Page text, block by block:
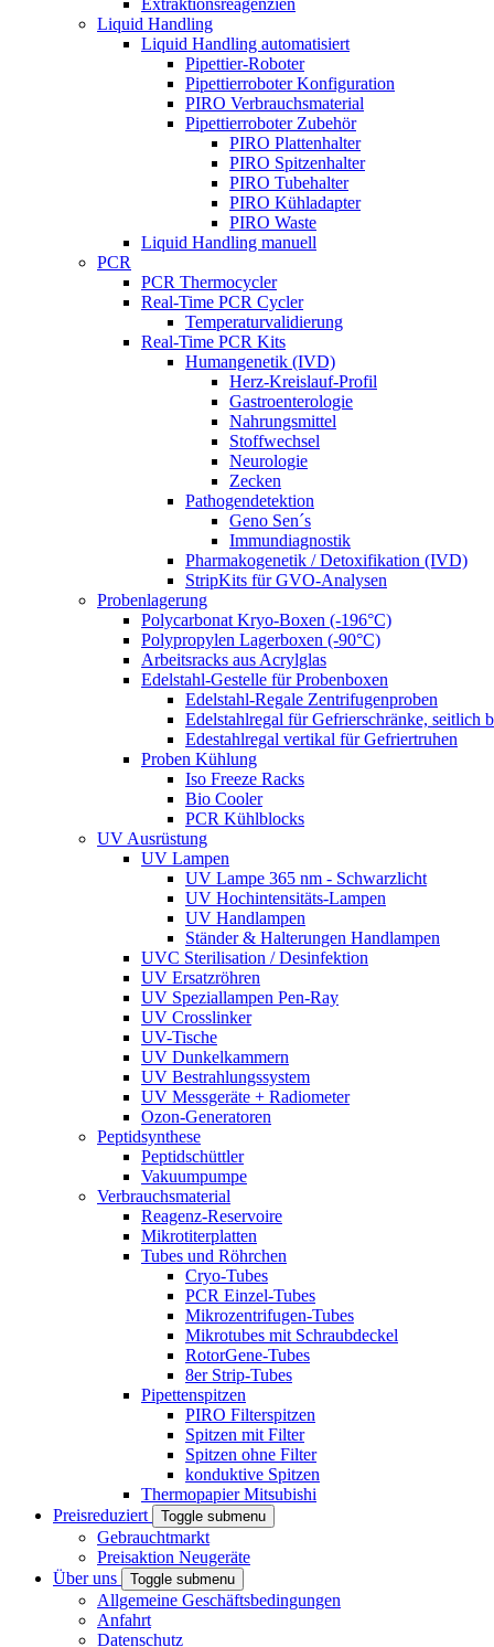
Extraktionsreagenzien
Liquid Handling
Liquid Handling automatisiert
Pipettier-Roboter
Pipettierroboter Konfiguration
PIRO Verbrauchsmaterial
Pipettierroboter Zubehör
PIRO Plattenhalter
PIRO Spitzenhalter
PIRO Tubehalter
PIRO Kühladapter
PIRO Waste
Liquid Handling manuell
PCR
PCR Thermocycler
Real-Time PCR Cycler
Temperaturvalidierung
Real-Time PCR Kits
Humangenetik (IVD)
Herz-Kreislauf-Profil
Gastroenterologie
Nahrungsmittel
Stoffwechsel
Neurologie
Zecken
Pathogendetektion
Geno Sen´s
Immundiagnostik
Pharmakogenetik / Detoxifikation (IVD)
StripKits für GVO-Analysen
Probenlagerung
Polycarbonat Kryo-Boxen (-196°C)
Polypropylen Lagerboxen (-90°C)
Arbeitsracks aus Acrylglas
Edelstahl-Gestelle für Probenboxen
Edelstahl-Regale Zentrifugenproben
Edelstahlregal für Gefrierschränke, seitlich
Edestahlregal vertikal für Gefriertruhen
Proben Kühlung
Iso Freeze Racks
Bio Cooler
PCR Kühlblocks
UV Ausrüstung
UV Lampen
UV Lampe 365 nm - Schwarzlicht
UV Hochintensitäts-Lampen
UV Handlampen
Ständer & Halterungen Handlampen
UVC Sterilisation / Desinfektion
UV Ersatzröhren
UV Speziallampen Pen-Ray
UV Crosslinker
UV-Tische
UV Dunkelkammern
UV Bestrahlungssystem
UV Messgeräte + Radiometer
Ozon-Generatoren
Peptidsynthese
Peptidschüttler
Vakuumpumpe
Verbrauchsmaterial
Reagenz-Reservoire
Mikrotiterplatten
Tubes und Röhrchen
Cryo-Tubes
PCR Einzel-Tubes
Mikrozentrifugen-Tubes
Mikrotubes mit Schraubdeckel
RotorGene-Tubes
8er Strip-Tubes
Pipettenspitzen
PIRO Filterspitzen
Spitzen mit Filter
Spitzen ohne Filter
konduktive Spitzen
Thermopapier Mitsubishi
Preisreduziert
Toggle submenu
Gebrauchtmarkt
Preisaktion Neugeräte
Über uns
Toggle submenu
Allgemeine Geschäftsbedingungen
Anfahrt
Datenschutz